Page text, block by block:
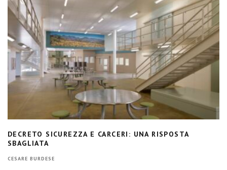
DECRETO SICUREZZA E CARCERI: UNA RISPOSTA
SBAGLIATA
CESARE BURDESE